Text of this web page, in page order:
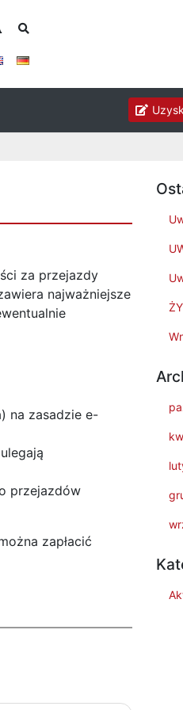
za przejazdy
najważniejsze
na zasadzie e-
przejazdów
zapłacić